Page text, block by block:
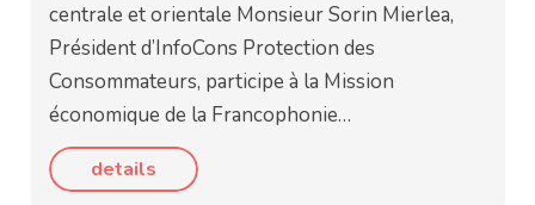
centrale et orientale Monsieur Sorin Mierlea,
Président d’InfoCons Protection des
Consommateurs, participe à la Mission
économique de la Francophonie…
details